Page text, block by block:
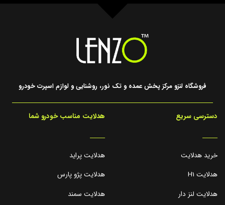
فروشگاه لنزو مرکز پخش عمده و تک نور، روشنایی و لوازم اسپرت خودرو
دسترسی سریع
_____
خرید هدلایت
هدلایت H1
هدلایت لنز دار
هدلایت مناسب خودرو شما
_____
هدلایت پراید
هدلایت پژو پارس
هدلایت سمند